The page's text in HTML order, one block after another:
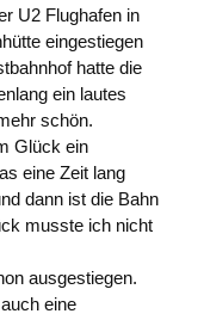
U2 Flughafen in
eingestiegen
hatte die
ein lautes
schön.
Glück ein
eine Zeit lang
dann ist die Bahn
musste ich nicht
ausgestiegen.
eine